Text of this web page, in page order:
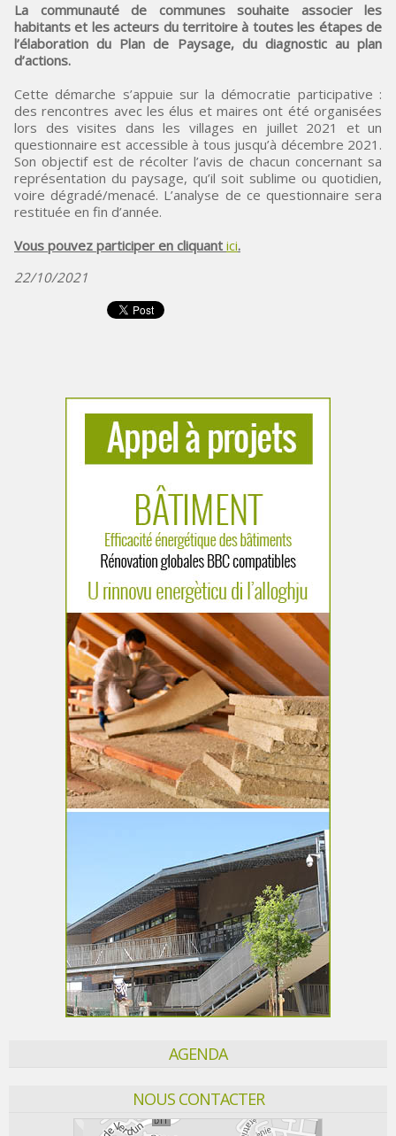
La communauté de communes souhaite associer les
habitants et les acteurs du territoire à toutes les étapes de
l’élaboration du Plan de Paysage, du diagnostic au plan
d’actions.
Cette démarche s’appuie sur la démocratie participative :
des rencontres avec les élus et maires ont été organisées
lors des visites dans les villages en juillet 2021 et un
questionnaire est accessible à tous jusqu’à décembre 2021.
Son objectif est de récolter l’avis de chacun concernant sa
représentation du paysage, qu’il soit sublime ou quotidien,
voire dégradé/menacé. L’analyse de ce questionnaire sera
restituée en fin d’année.
Vous pouvez participer en cliquant ici.
22/10/2021
AGENDA
NOUS CONTACTER